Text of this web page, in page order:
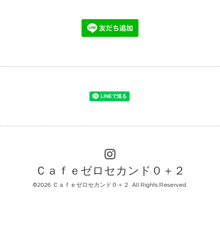
Ｃａｆｅゼロセカンド０＋２
©2026 Ｃａｆｅゼロセカンド０＋２ . All Rights Reserved.